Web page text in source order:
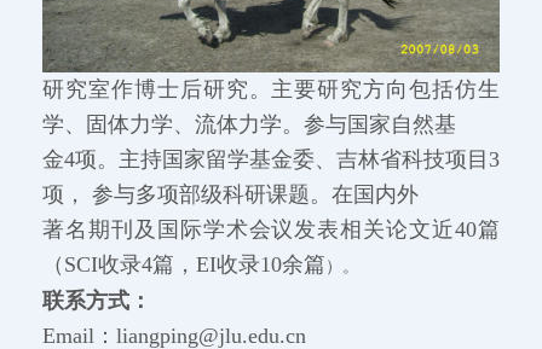
研究室作博士后研究。主要研究方向包括仿生
学、固体力学、流体力学。参与国家自然基
金4项。主持国家留学基金委、吉林省科技项目3
项， 参与多项部级科研课题。在国内外
著名期刊及国际学术会议发表相关论文近40篇
（SCI收录4篇，EI收录10余篇 ）。
联系方式：
Email：liangping@jlu.edu.cn